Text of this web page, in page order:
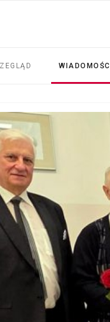
WIADOMOŚCI